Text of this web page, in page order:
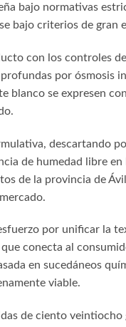
bajo normativas
bajo criterios de gran
con los controles
por ósmosis
blanco se expresen
descartando
de humedad libre
de la provincia de
por unificar la
conecta al
en sucedáneos
viable.
de ciento